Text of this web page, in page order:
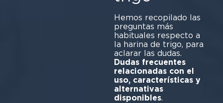
Hemos recopilado las
preguntas más
habituales respecto a
la harina de trigo, para
aclarar las dudas.
Dudas frecuentes
relacionadas con el
uso, características y
alternativas
disponibles.